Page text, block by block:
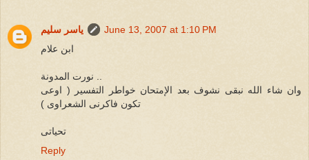
ياسر سليم
June 13, 2007 at 1:10 PM
ابن علام
نورت المدونة ..
وان شاء الله نبقى نشوف بعد الإمتحان خواطر التفسير ( اوعى
تكون فاكرنى الشعراوى )
تحياتى
Reply